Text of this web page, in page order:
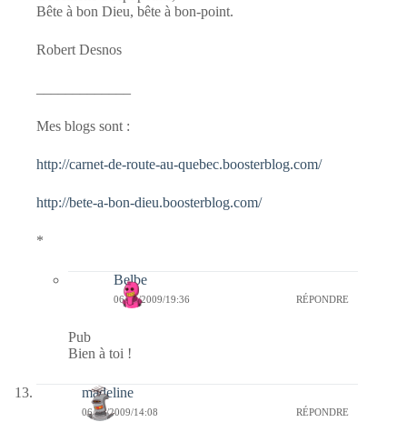
Bête à bon Dieu, bête à bon-point.
Robert Desnos
Mes blogs sont :
http://carnet-de-route-au-quebec.boosterblog.com/
http://bete-a-bon-dieu.boosterblog.com/
*
Belbe
06/10/2009/19:36 RÉPONDRE
Pub
Bien à toi !
madeline
06/10/2009/14:08 RÉPONDRE